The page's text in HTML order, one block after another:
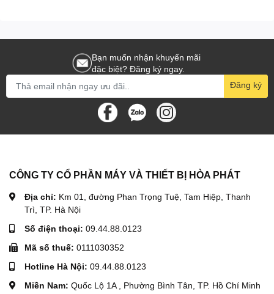
Bạn muốn nhận khuyến mãi
đặc biệt? Đăng ký ngay.
Đăng ký
CÔNG TY CỔ PHẦN MÁY VÀ THIẾT BỊ HÒA PHÁT
Địa chỉ: Km 01, đường Phan Trọng Tuệ, Tam Hiệp, Thanh
Trì, TP. Hà Nội
Số điện thoại: 09.44.88.0123
Mã số thuế: 0111030352
Hotline Hà Nội: 09.44.88.0123
Miền Nam: Quốc Lộ 1A , Phường Bình Tân, TP. Hồ Chí Minh